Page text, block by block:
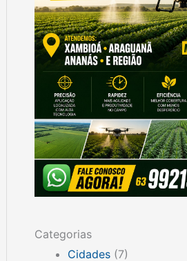
Categorias
Cidades (7)